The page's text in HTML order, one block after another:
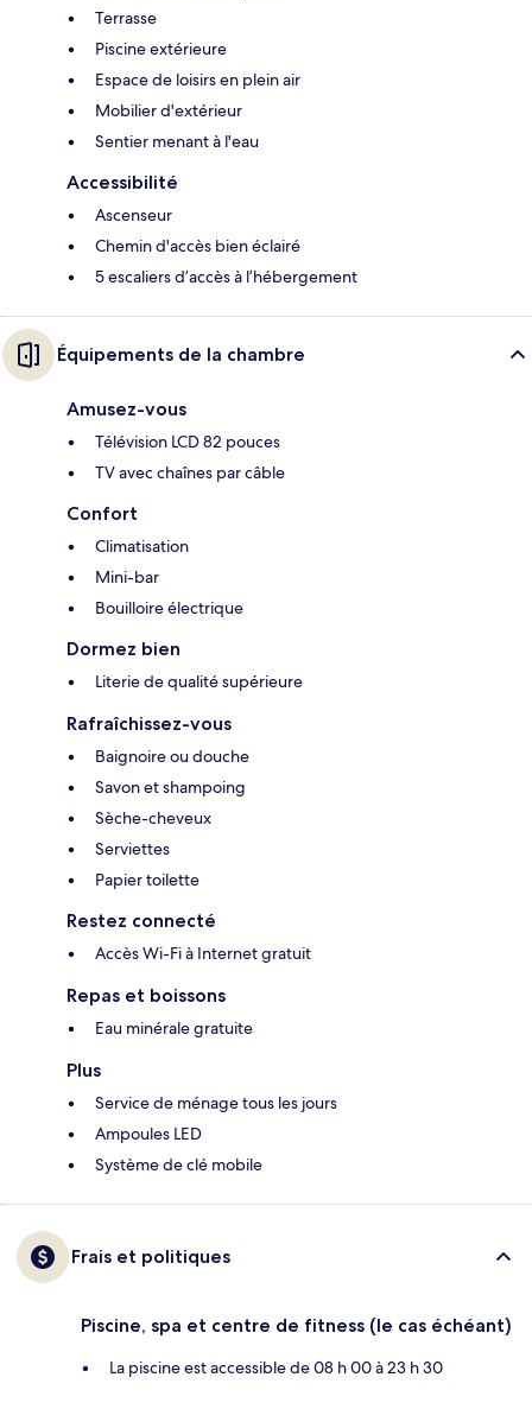
Terrasse
Piscine extérieure
Espace de loisirs en plein air
Mobilier d'extérieur
Sentier menant à l'eau
Accessibilité
Ascenseur
Chemin d'accès bien éclairé
5 escaliers d’accès à l’hébergement
Équipements de la chambre
Amusez-vous
Télévision LCD 82 pouces
TV avec chaînes par câble
Confort
Climatisation
Mini-bar
Bouilloire électrique
Dormez bien
Literie de qualité supérieure
Rafraîchissez-vous
Baignoire ou douche
Savon et shampoing
Sèche-cheveux
Serviettes
Papier toilette
Restez connecté
Accès Wi-Fi à Internet gratuit
Repas et boissons
Eau minérale gratuite
Plus
Service de ménage tous les jours
Ampoules LED
Système de clé mobile
Frais et politiques
Piscine, spa et centre de fitness (le cas échéant)
La piscine est accessible de 08 h 00 à 23 h 30